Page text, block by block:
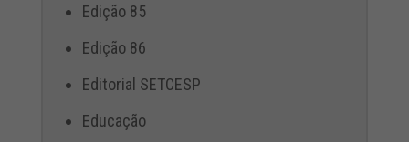
Edição 85
Edição 86
Editorial SETCESP
Educação